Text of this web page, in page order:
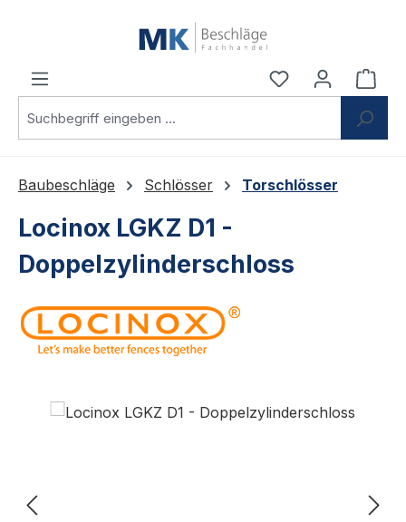
Du hast 0
Baubeschläge Schlösser Torschlösser
Locinox LGKZ D1 -
Doppelzylinderschloss